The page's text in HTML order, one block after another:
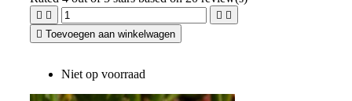
   
 Toevoegen aan winkelwagen
Niet op voorraad